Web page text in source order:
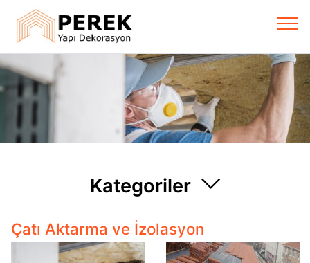
Kategoriler
Çatı Aktarma ve İzolasyon